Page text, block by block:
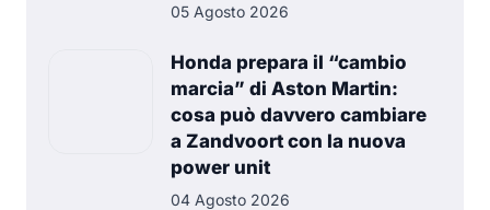
05 Agosto 2026
Honda prepara il “cambio
marcia” di Aston Martin:
cosa può davvero cambiare
a Zandvoort con la nuova
power unit
04 Agosto 2026